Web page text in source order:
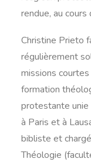
rendue, au
Christine Prieto
régulièrement
missions
formation
protestante unie
à Paris et à
bibliste et
Théologie